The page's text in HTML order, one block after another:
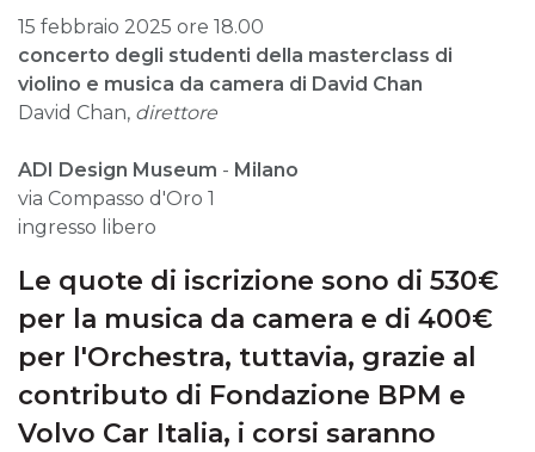
15 febbraio 2025 ore 18.00
concerto degli studenti della masterclass di
violino e musica da camera di David Chan
David Chan, direttore
ADI Design Museum - Milano
via Compasso d'Oro 1
ingresso libero
Le quote di iscrizione sono di 530€
per la musica da camera e di 400€
per l'Orchestra, tuttavia, grazie al
contributo di Fondazione BPM e
Volvo Car Italia, i corsi saranno